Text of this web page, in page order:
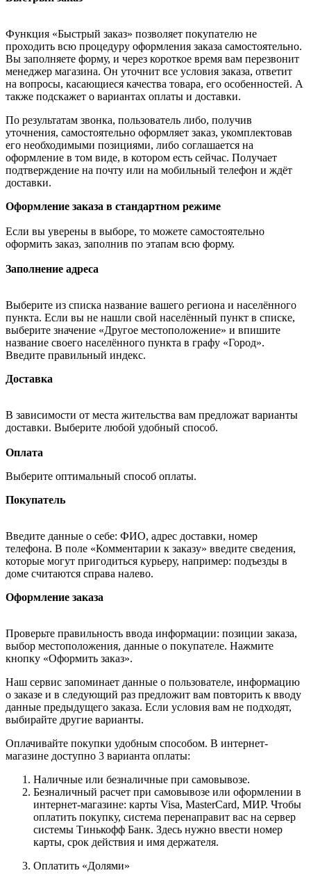
Функция «Быстрый заказ» позволяет покупателю не
проходить всю процедуру оформления заказа самостоятельно.
Вы заполняете форму, и через короткое время вам перезвонит
менеджер магазина. Он уточнит все условия заказа, ответит
на вопросы, касающиеся качества товара, его особенностей. А
также подскажет о вариантах оплаты и доставки.
По результатам звонка, пользователь либо, получив
уточнения, самостоятельно оформляет заказ, укомплектовав
его необходимыми позициями, либо соглашается на
оформление в том виде, в котором есть сейчас. Получает
подтверждение на почту или на мобильный телефон и ждёт
доставки.
Оформление заказа в стандартном режиме
Если вы уверены в выборе, то можете самостоятельно
оформить заказ, заполнив по этапам всю форму.
Заполнение адреса
Выберите из списка название вашего региона и населённого
пункта. Если вы не нашли свой населённый пункт в списке,
выберите значение «Другое местоположение» и впишите
название своего населённого пункта в графу «Город».
Введите правильный индекс.
Доставка
В зависимости от места жительства вам предложат варианты
доставки. Выберите любой удобный способ.
Оплата
Выберите оптимальный способ оплаты.
Покупатель
Введите данные о себе: ФИО, адрес доставки, номер
телефона. В поле «Комментарии к заказу» введите сведения,
которые могут пригодиться курьеру, например: подъезды в
доме считаются справа налево.
Оформление заказа
Проверьте правильность ввода информации: позиции заказа,
выбор местоположения, данные о покупателе. Нажмите
кнопку «Оформить заказ».
Наш сервис запоминает данные о пользователе, информацию
о заказе и в следующий раз предложит вам повторить к вводу
данные предыдущего заказа. Если условия вам не подходят,
выбирайте другие варианты.
Оплачивайте покупки удобным способом. В интернет-
магазине доступно 3 варианта оплаты:
Наличные или безналичные при самовывозе.
Безналичный расчет при самовывозе или оформлении в
интернет-магазине: карты Visa, MasterCard, МИР. Чтобы
оплатить покупку, система перенаправит вас на сервер
системы Тинькофф Банк. Здесь нужно ввести номер
карты, срок действия и имя держателя.
Оплатить «Долями»